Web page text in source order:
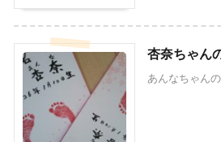
杏奈ちゃん
あんなちゃん